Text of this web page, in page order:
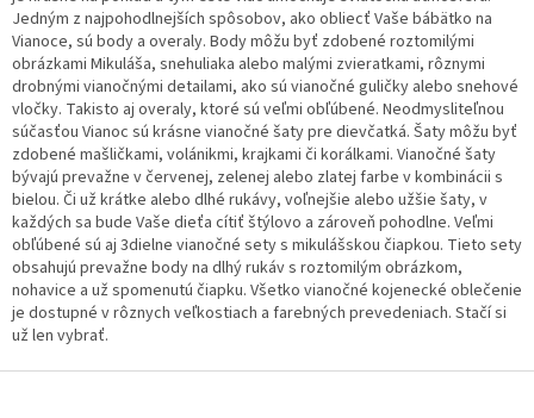
a
c
i
e
p
r
v
k
y
v
ý
p
i
s
Jedným z najpohodlnejších spôsobov, ako obliecť Vaše bábätko na
Vianoce, sú body a overaly. Body môžu byť zdobené roztomilými
obrázkami Mikuláša, snehuliaka alebo malými zvieratkami, rôznymi
drobnými vianočnými detailami, ako sú vianočné guličky alebo snehové
vločky. Takisto aj overaly, ktoré sú veľmi obľúbené. Neodmysliteľnou
súčasťou Vianoc sú krásne vianočné šaty pre dievčatká. Šaty môžu byť
zdobené mašličkami, volánikmi, krajkami či korálkami. Vianočné šaty
bývajú prevažne v červenej, zelenej alebo zlatej farbe v kombinácii s
bielou. Či už krátke alebo dlhé rukávy, voľnejšie alebo užšie šaty, v
každých sa bude Vaše dieťa cítiť štýlovo a zároveň pohodlne. Veľmi
obľúbené sú aj 3dielne vianočné sety s mikulášskou čiapkou. Tieto sety
obsahujú prevažne body na dlhý rukáv s roztomilým obrázkom,
nohavice a už spomenutú čiapku. Všetko vianočné kojenecké oblečenie
je dostupné v rôznych veľkostiach a farebných prevedeniach. Stačí si
už len vybrať.